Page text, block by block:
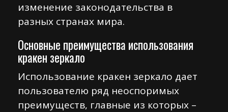
изменение законодательства в
разных странах мира.
Основные преимущества использования
кракен зеркало
Использование кракен зеркало дает
пользователю ряд неоспоримых
преимуществ, главные из которых –